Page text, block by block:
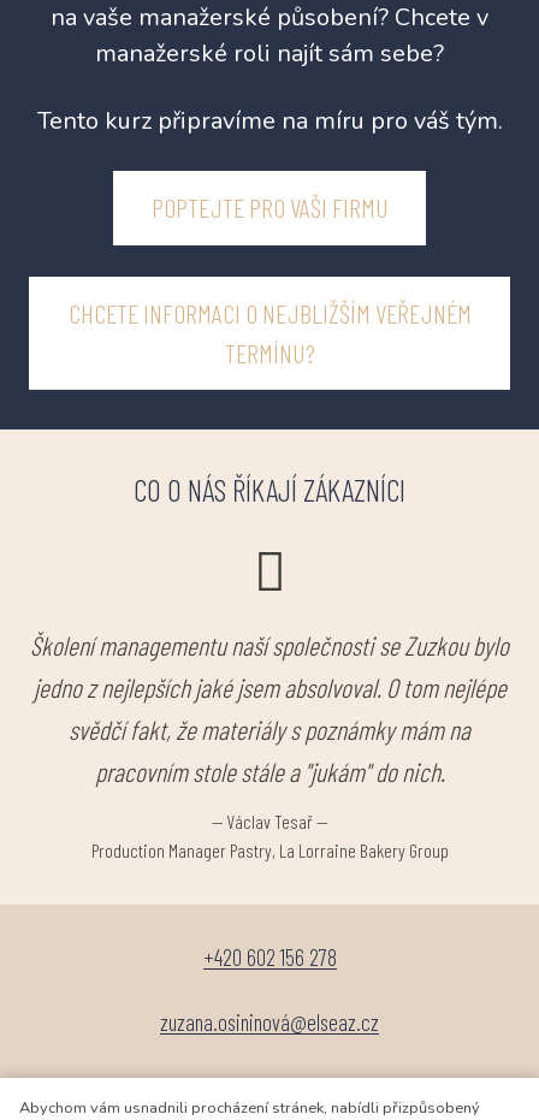
na vaše manažerské působení? Chcete v
manažerské roli najít sám sebe?
Tento kurz připravíme na míru pro váš tým.
POPTEJTE PRO VAŠI FIRMU
CHCETE INFORMACI O NEJBLIŽŠÍM VEŘEJNÉM
TERMÍNU?
CO O NÁS ŘÍKAJÍ ZÁKAZNÍCI
Školení managementu naší společnosti se Zuzkou bylo
jedno z nejlepších jaké jsem absolvoval. O tom nejlépe
svědčí fakt, že materiály s poznámky mám na
pracovním stole stále a "jukám" do nich.
— Václav Tesař—
Production Manager Pastry, La Lorraine Bakery Group
+420 602 156 278
zuzana.osininová@elseaz.cz
Abychom vám usnadnili procházení stránek, nabídli přizpůsobený